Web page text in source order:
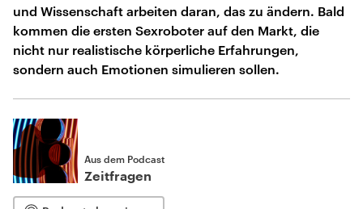
und Wissenschaft arbeiten daran, das zu ändern. Bald
kommen die ersten Sexroboter auf den Markt, die
nicht nur realistische körperliche Erfahrungen,
sondern auch Emotionen simulieren sollen.
Aus dem Podcast
Zeitfragen